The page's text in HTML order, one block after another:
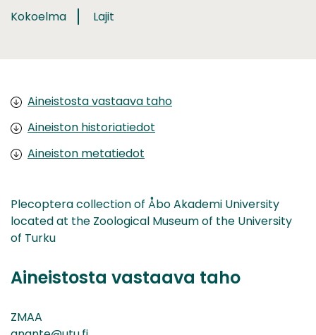
Kokoelma Lajit
Aineistosta vastaava taho
Aineiston historiatiedot
Aineiston metatiedot
Plecoptera collection of Åbo Akademi University
located at the Zoological Museum of the University
of Turku
Aineistosta vastaava taho
ZMAA